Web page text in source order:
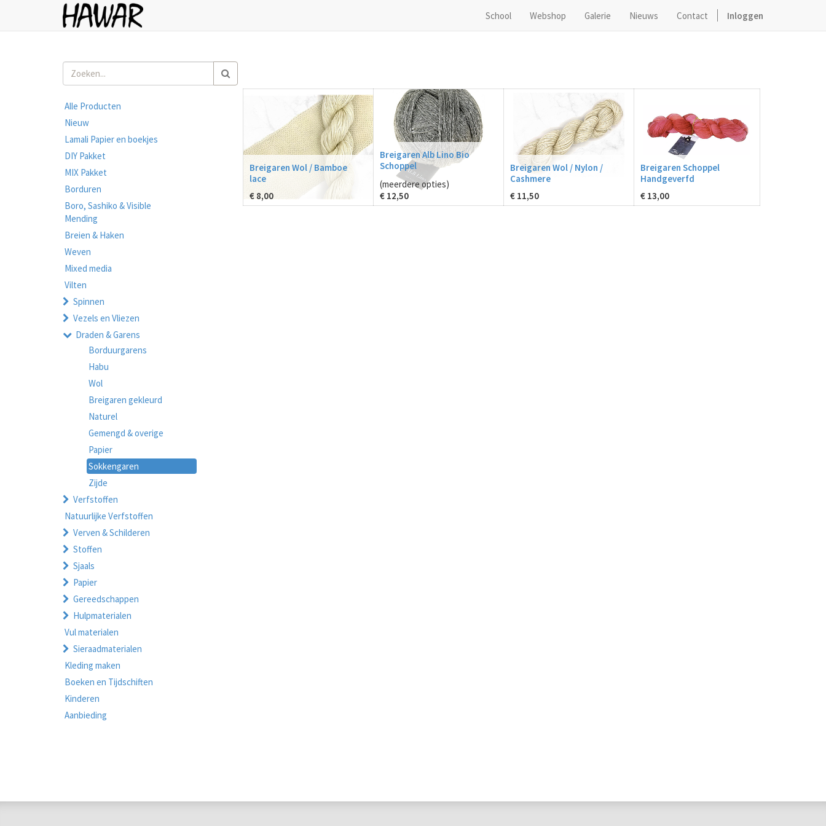
School Webshop Galerie Nieuws Contact Inloggen
Alle Producten
Nieuw
Lamali Papier en boekjes
DIY Pakket
MIX Pakket
Borduren
Boro, Sashiko & Visible
Mending
Breien & Haken
Weven
Mixed media
Vilten
Spinnen
Vezels en Vliezen
Draden & Garens
Borduurgarens
Habu
Wol
Breigaren gekleurd
Naturel
Gemengd & overige
Papier
Sokkengaren
Zijde
Verfstoffen
Natuurlijke Verfstoffen
Verven & Schilderen
Stoffen
Sjaals
Papier
Gereedschappen
Hulpmaterialen
Vul materialen
Sieraadmaterialen
Kleding maken
Boeken en Tijdschiften
Kinderen
Aanbieding
Breigaren Wol / Bamboe
lace
€ 8,00
Breigaren Alb Lino Bio
Schoppel
(meerdere opties)
€ 12,50
Breigaren Wol / Nylon /
Cashmere
€ 11,50
Breigaren Schoppel
Handgeverfd
€ 13,00